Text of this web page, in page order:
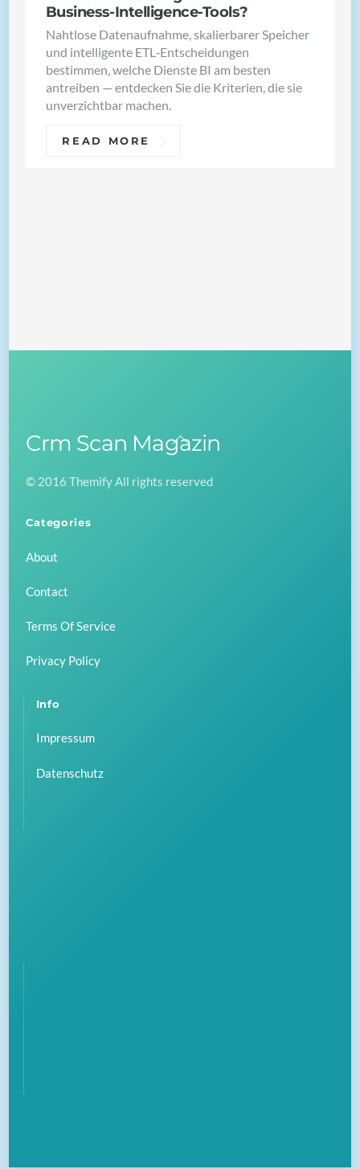
Business-Intelligence-Tools?
Nahtlose Datenaufnahme, skalierbarer Speicher
und intelligente ETL‑Entscheidungen
bestimmen, welche Dienste BI am besten
antreiben — entdecken Sie die Kriterien, die sie
unverzichtbar machen.
READ MORE
Back
Top
Crm Scan Magazin
© 2016 Themify All rights reserved
Categories
About
Contact
Terms Of Service
Privacy Policy
Info
Impressum
Datenschutz